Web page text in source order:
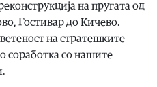
на пругата од
Гостивар до Кичево.
на стратешките
соработка со нашите